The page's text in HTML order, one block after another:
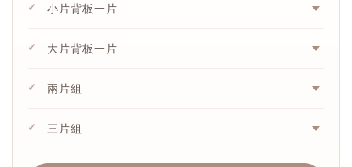
✓ 小片背板一片
✓ 大片背板一片
✓ 兩片組
✓ 三片組